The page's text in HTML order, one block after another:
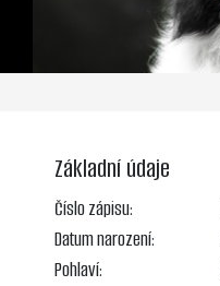
Základní údaje
Číslo zápisu:
Datum narození:
Pohlaví: